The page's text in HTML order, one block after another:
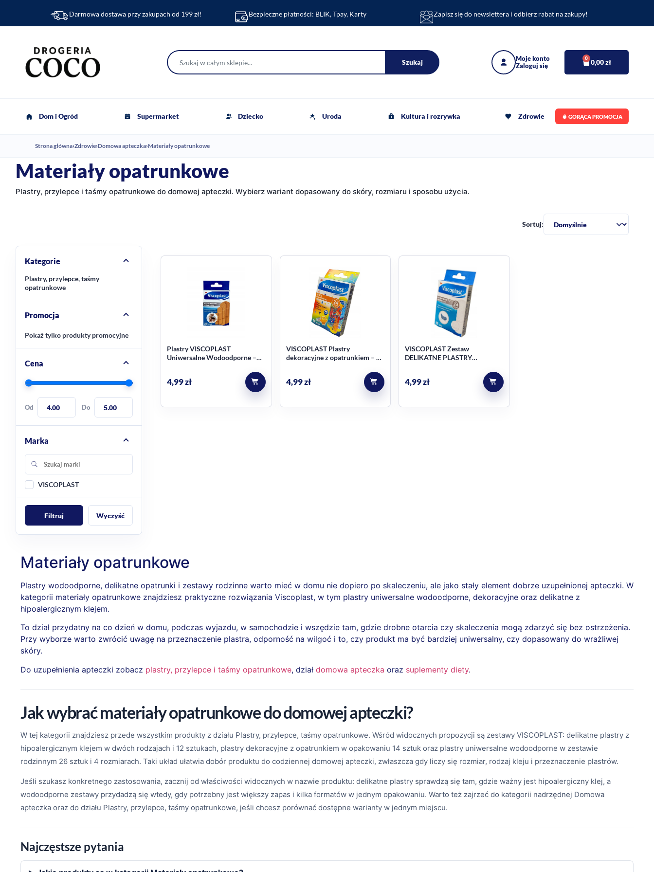
Darmowa dostawa przy zakupach od 199 zł! Bezpieczne płatności: BLIK, Tpay, Karty Zapisz się do newslettera i odbierz rabat na zakupy!
Szukaj 0,00zł
0
Dom i Ogród Supermarket Dziecko Uroda Kultura i rozrywka Zdrowie GORĄCA PROMOCJA
Strona główna›Zdrowie›Domowa apteczka›Materiały opatrunkowe
Materiały opatrunkowe
Plastry, przylepce i taśmy opatrunkowe do domowej apteczki. Wybierz wariant dopasowany do skóry, rozmiaru i sposobu użycia.
Sortuj:
Kategorie
Plastry, przylepce, taśmy
opatrunkowe
Promocja
Pokaż tylko produkty promocyjne
Cena
Od Do
Marka
VISCOPLAST
Filtruj Wyczyść
Plastry VISCOPLAST
Uniwersalne Wodoodporne –
4,99zł
VISCOPLAST Plastry
dekoracyjne z opatrunkiem – 14
4,99zł
VISCOPLAST Zestaw
DELIKATNE PLASTRY
4,99zł
Materiały opatrunkowe
Plastry wodoodporne, delikatne opatrunki i zestawy rodzinne warto mieć w domu nie dopiero po skaleczeniu, ale jako stały element dobrze uzupełnionej apteczki. W
kategorii materiały opatrunkowe znajdziesz praktyczne rozwiązania Viscoplast, w tym plastry uniwersalne wodoodporne, dekoracyjne oraz delikatne z
hipoalergicznym klejem.
To dział przydatny na co dzień w domu, podczas wyjazdu, w samochodzie i wszędzie tam, gdzie drobne otarcia czy skaleczenia mogą zdarzyć się bez ostrzeżenia.
Przy wyborze warto zwrócić uwagę na przeznaczenie plastra, odporność na wilgoć i to, czy produkt ma być bardziej uniwersalny, czy dopasowany do wrażliwej
skóry.
Do uzupełnienia apteczki zobacz plastry, przylepce i taśmy opatrunkowe, dział domowa apteczka oraz suplementy diety.
Jak wybrać materiały opatrunkowe do domowej apteczki?
W tej kategorii znajdziesz przede wszystkim produkty z działu Plastry, przylepce, taśmy opatrunkowe. Wśród widocznych propozycji są zestawy VISCOPLAST: delikatne plastry z
hipoalergicznym klejem w dwóch rodzajach i 12 sztukach, plastry dekoracyjne z opatrunkiem w opakowaniu 14 sztuk oraz plastry uniwersalne wodoodporne w zestawie
rodzinnym 26 sztuk i 4 rozmiarach. Taki układ ułatwia dobór produktu do codziennej domowej apteczki, zwłaszcza gdy liczy się rozmiar, rodzaj kleju i przeznaczenie plastrów.
Jeśli szukasz konkretnego zastosowania, zacznij od właściwości widocznych w nazwie produktu: delikatne plastry sprawdzą się tam, gdzie ważny jest hipoalergiczny klej, a
wodoodporne zestawy przydadzą się wtedy, gdy potrzebny jest większy zapas i kilka formatów w jednym opakowaniu. Warto też zajrzeć do kategorii nadrzędnej Domowa
apteczka oraz do działu Plastry, przylepce, taśmy opatrunkowe, jeśli chcesz porównać dostępne warianty w jednym miejscu.
Najczęstsze pytania